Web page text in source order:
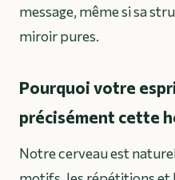
message, même si sa
miroir pures.
Pourquoi votre
précisément cette
Notre cerveau est